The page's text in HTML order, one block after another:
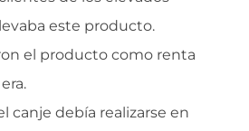
este producto.
el producto como renta
canje debía realizarse en